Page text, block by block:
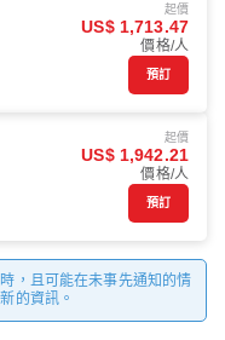
起價
US$ 1,713.47
價格/人
預訂
起價
US$ 1,942.21
價格/人
預訂
，且可能在未事先通知的情
的資訊。